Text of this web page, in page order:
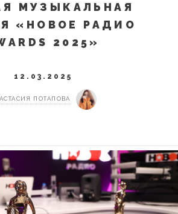
МУЗЫКАЛЬНАЯ
«НОВОЕ РАДИО
2025»
12.03.2025
ПОТАПОВА